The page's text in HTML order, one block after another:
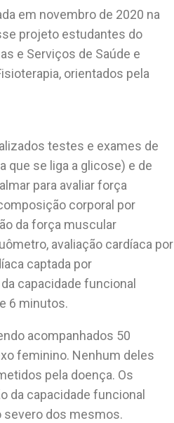
em novembro de 2020 na
projeto estudantes do
e Serviços de Saúde e
orientados pela
testes e exames de
que se liga a glicose) e de
para avaliar força
corporal por
da força muscular
avaliação cardíaca por
captada por
capacidade funcional
6 minutos.
acompanhados 50
feminino. Nenhum deles
pela doença. Os
da capacidade funcional
severo dos mesmos.